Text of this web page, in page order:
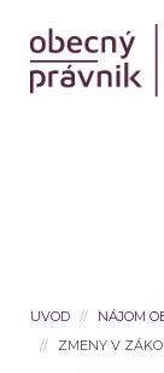
UVOD
NÁJOM
ZMENY V